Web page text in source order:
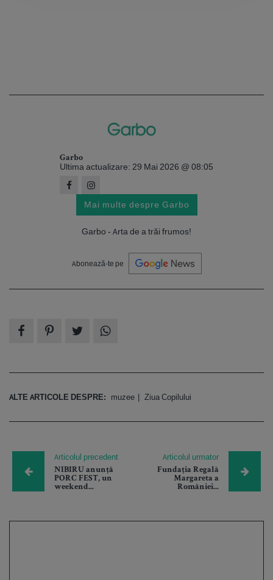
Garbo
Ultima actualizare: 29 Mai 2026 @ 08:05
Mai multe despre Garbo
Garbo - Arta de a trăi frumos!
Abonează-te pe
ALTE ARTICOLE DESPRE: muzee Ziua Copilului
Articolul precedent
NIBIRU anunță
PORC FEST, un
weekend...
Articolul urmator
Fundația Regală
Margareta a
României...